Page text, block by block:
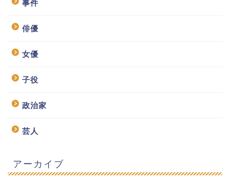
事件
俳優
女優
子役
政治家
芸人
アーカイブ